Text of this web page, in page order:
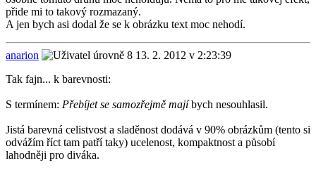
přide mi to takový rozmazaný.
A jen bych asi dodal že se k obrázku text moc nehodí.
anarion
13. 2. 2012 v 2:23:39
Tak fajn... k barevnosti:
S termínem: Přebíjet se samozřejmě majíbych nesouhlasil.
Jistá barevná celistvost a sladěnost dodává v 90% obrázkům (tento si
odvážím říct tam patří taky) ucelenost, kompaktnost a působí
lahodněji pro diváka.